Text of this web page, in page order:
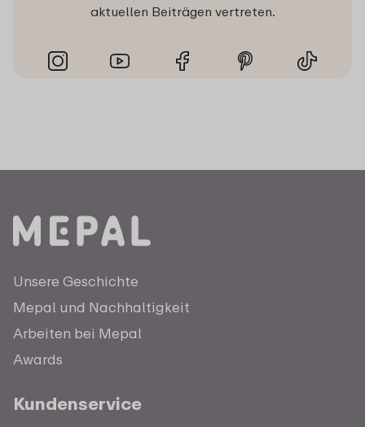
aktuellen Beiträgen vertreten.
Unsere Geschichte
Mepal und Nachhaltigkeit
Arbeiten bei Mepal
Awards
Kundenservice